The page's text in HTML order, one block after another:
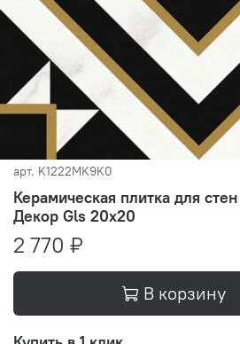
арт. K1222MK9K0
Керамическая плитка для
Декор Gls 20x20
2 770 ₽
В корзину